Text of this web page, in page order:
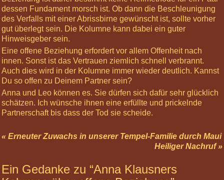
dessen Fundament morsch ist. Ob dann die Beschleunigung
des Verfalls mit einer Abrissbirne gewünscht ist, sollte vorher
gut überlegt sein. Die Kolumne kann dabei ein guter
Hinweisgeber sein.
Eine offene Beziehung erfordert vor allem Offenheit nach
innen. Sonst ist das Vertrauen ziemlich schnell verbrannt.
Auch dies wird in der Kolumne immer wieder deutlich. Kannst
Du so offen zu Deinem Partner sein?
Anna und Leo können es. Sie dürfen sich dafür sehr glücklich
schätzen. Ich wünsche ihnen eine erfüllte und prickelnde
Partnerschaft bis dass der Tod sie scheide.
« Erneuter Zuwachs in unserer Tempel-Familie durch Maui
Heiliger Nachruf »
Ein Gedanke zu “Anna Klausners
Oct
2026
12:00
Basis-
Körperreise:
Die
Chakren
07
Nov
2026
12:00
Kopfgefühle
2026